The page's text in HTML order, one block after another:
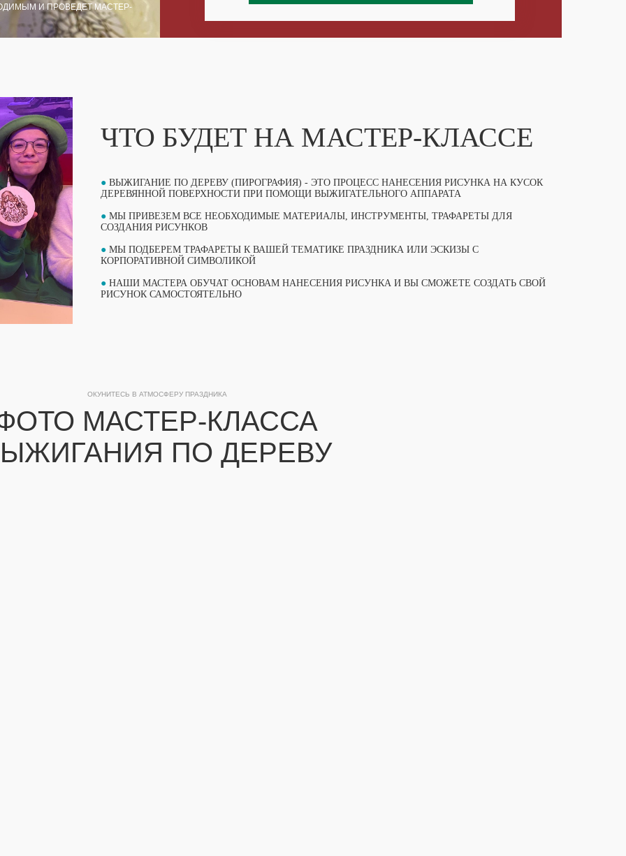
И ПРОВЕДЕТ МАСТЕР-
ЧТО БУДЕТ НА МАСТЕР-КЛАССЕ
● ВЫЖИГАНИЕ ПО ДЕРЕВУ (ПИРОГРАФИЯ) - ЭТО ПРОЦЕСС НАНЕСЕНИЯ РИСУНКА НА КУСОК
ДЕРЕВЯННОЙ ПОВЕРХНОСТИ ПРИ ПОМОЩИ ВЫЖИГАТЕЛЬНОГО АППАРАТА
● МЫ ПРИВЕЗЕМ ВСЕ НЕОБХОДИМЫЕ МАТЕРИАЛЫ, ИНСТРУМЕНТЫ, ТРАФАРЕТЫ ДЛЯ
СОЗДАНИЯ РИСУНКОВ
● МЫ ПОДБЕРЕМ ТРАФАРЕТЫ К ВАШЕЙ ТЕМАТИКЕ ПРАЗДНИКА ИЛИ ЭСКИЗЫ С
КОРПОРАТИВНОЙ СИМВОЛИКОЙ
● НАШИ МАСТЕРА ОБУЧАТ ОСНОВАМ НАНЕСЕНИЯ РИСУНКА И ВЫ СМОЖЕТЕ СОЗДАТЬ СВОЙ
РИСУНОК САМОСТОЯТЕЛЬНО
МАСТЕР-КЛАССА
ПО ДЕРЕВУ
ОКУНИТЕСЬ В АТМОСФЕРУ ПРАЗДНИКА